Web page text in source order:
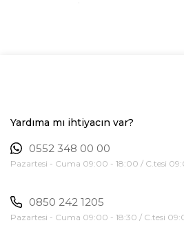
Yardıma mı ihtiyacın var?
0552 348 00 00
Pazartesi - Cuma 09:00 - 18:00 / C.tesi
0850 242 1205
Pazartesi - Cuma 09:00 - 18:30 / C.tesi